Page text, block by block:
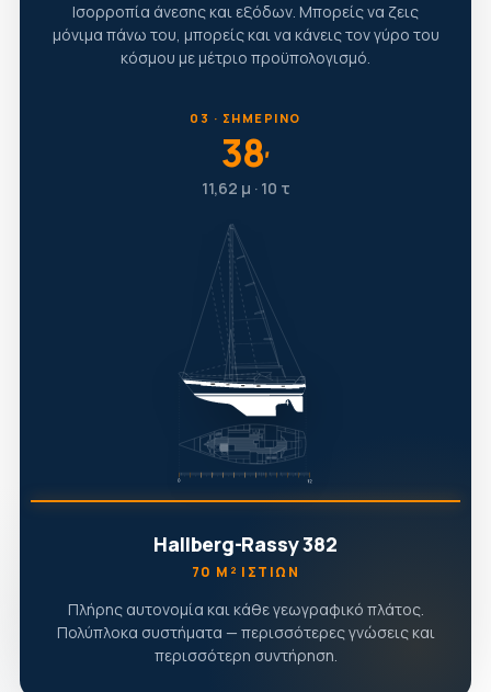
Ισορροπία άνεσης και εξόδων. Μπορείς να ζεις
μόνιμα πάνω του, μπορείς και να κάνεις τον γύρο του
κόσμου με μέτριο προϋπολογισμό.
03 · ΣΗΜΕΡΙΝΌ
38′
11,62 μ · 10 τ
Hallberg-Rassy 382
70 Μ² ΙΣΤΊΩΝ
Πλήρης αυτονομία και κάθε γεωγραφικό πλάτος.
Πολύπλοκα συστήματα — περισσότερες γνώσεις και
περισσότερη συντήρηση.